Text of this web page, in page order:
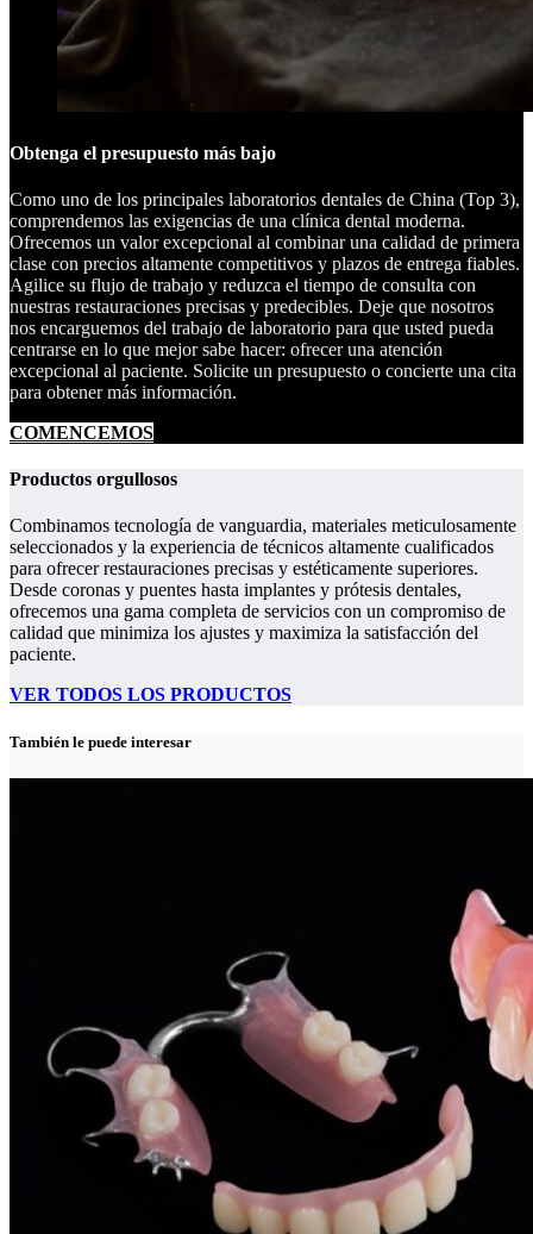
Obtenga el presupuesto más bajo
Como uno de los principales laboratorios dentales de China (Top 3),
comprendemos las exigencias de una clínica dental moderna.
Ofrecemos un valor excepcional al combinar una calidad de primera
clase con precios altamente competitivos y plazos de entrega fiables.
Agilice su flujo de trabajo y reduzca el tiempo de consulta con
nuestras restauraciones precisas y predecibles. Deje que nosotros
nos encarguemos del trabajo de laboratorio para que usted pueda
centrarse en lo que mejor sabe hacer: ofrecer una atención
excepcional al paciente. Solicite un presupuesto o concierte una cita
para obtener más información.
COMENCEMOS
Productos orgullosos
Combinamos tecnología de vanguardia, materiales meticulosamente
seleccionados y la experiencia de técnicos altamente cualificados
para ofrecer restauraciones precisas y estéticamente superiores.
Desde coronas y puentes hasta implantes y prótesis dentales,
ofrecemos una gama completa de servicios con un compromiso de
calidad que minimiza los ajustes y maximiza la satisfacción del
paciente.
VER TODOS LOS PRODUCTOS
También le puede interesar